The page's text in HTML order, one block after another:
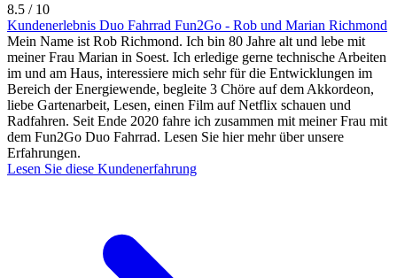
8.5 / 10
Kundenerlebnis Duo Fahrrad Fun2Go - Rob und Marian Richmond
Mein Name ist Rob Richmond. Ich bin 80 Jahre alt und lebe mit
meiner Frau Marian in Soest. Ich erledige gerne technische Arbeiten
im und am Haus, interessiere mich sehr für die Entwicklungen im
Bereich der Energiewende, begleite 3 Chöre auf dem Akkordeon,
liebe Gartenarbeit, Lesen, einen Film auf Netflix schauen und
Radfahren. Seit Ende 2020 fahre ich zusammen mit meiner Frau mit
dem Fun2Go Duo Fahrrad. Lesen Sie hier mehr über unsere
Erfahrungen.
Lesen Sie diese Kundenerfahrung